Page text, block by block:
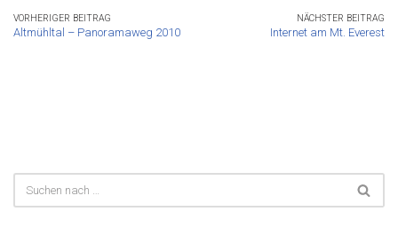
VORHERIGER BEITRAG
Altmühltal – Panoramaweg 2010
NÄCHSTER BEITRAG
Internet am Mt. Everest